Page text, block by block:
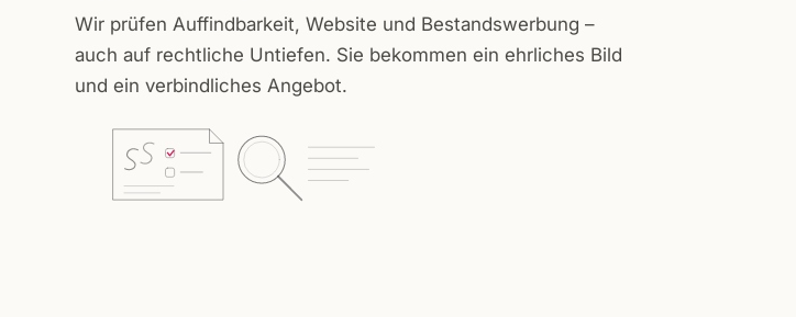
Wir prüfen Auffindbarkeit, Website und Bestandswerbung –
auch auf rechtliche Untiefen. Sie bekommen ein ehrliches Bild
und ein verbindliches Angebot.